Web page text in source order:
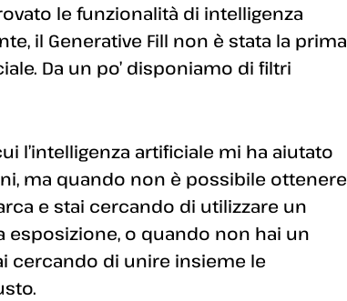
le funzionalità di intelligenza
il Generative Fill non è stata la prima
Da un po’ disponiamo di filtri
l’intelligenza artificiale mi ha aiutato
ma quando non è possibile ottenere
e stai cercando di utilizzare un
o quando non hai un
cercando di unire insieme le